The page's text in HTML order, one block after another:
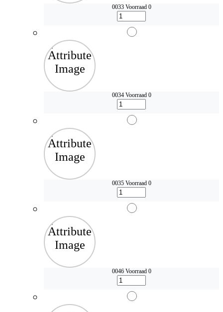
0033 Voorraad 0
0034 Voorraad 0
0035 Voorraad 0
0046 Voorraad 0